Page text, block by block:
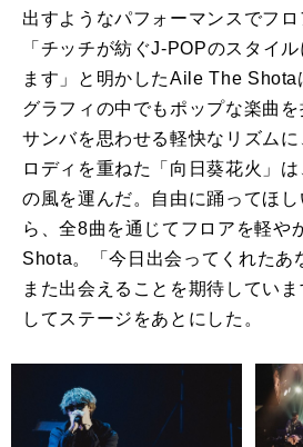
出すようなパフォーマンスでフロ
「チッチが紡ぐJ-POPのスタイ
ます」と明かしたAile The Shota
グラフィの中でもポップな楽曲を
サンバを思わせる軽快なリズム
ロディを重ねた「向日葵花火」
の風を運んだ。自由に踊ってほ
ら、全8曲を通じてフロアを軽や
Shota。「今日出会ってくれたあ
また出会えることを期待してい
してステージをあとにした。